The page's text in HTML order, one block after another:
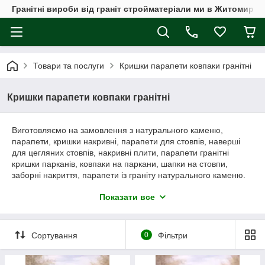
Гранітні вироби від граніт стройматеріали ми в Житомирі,
Товари та послуги Кришки парапети ковпаки гранітні
Кришки парапети ковпаки гранітні
Виготовляємо на замовлення з натурального каменю,
парапети, кришки накривні, парапети для стовпів, наверші
для цегляних стовпів, накривні плити, парапети гранітні
кришки парканів, ковпаки на паркани, шапки на стовпи,
заборні накриття, парапети із граніту натурального каменю.
Доступні розміри ковпаків для огорож 490х490, 390х390,
ковпаки парапети плитку, також за Вашими розмірами,
ескізами кресленнями. При будівництві паркану Вам
обов'язково знадобляться надійні та міцні ковпаки парапети
на паркан. Ковпаки, парапети відіграють дуже важливу роль і
Показати все
Сортування 0 Фільтри